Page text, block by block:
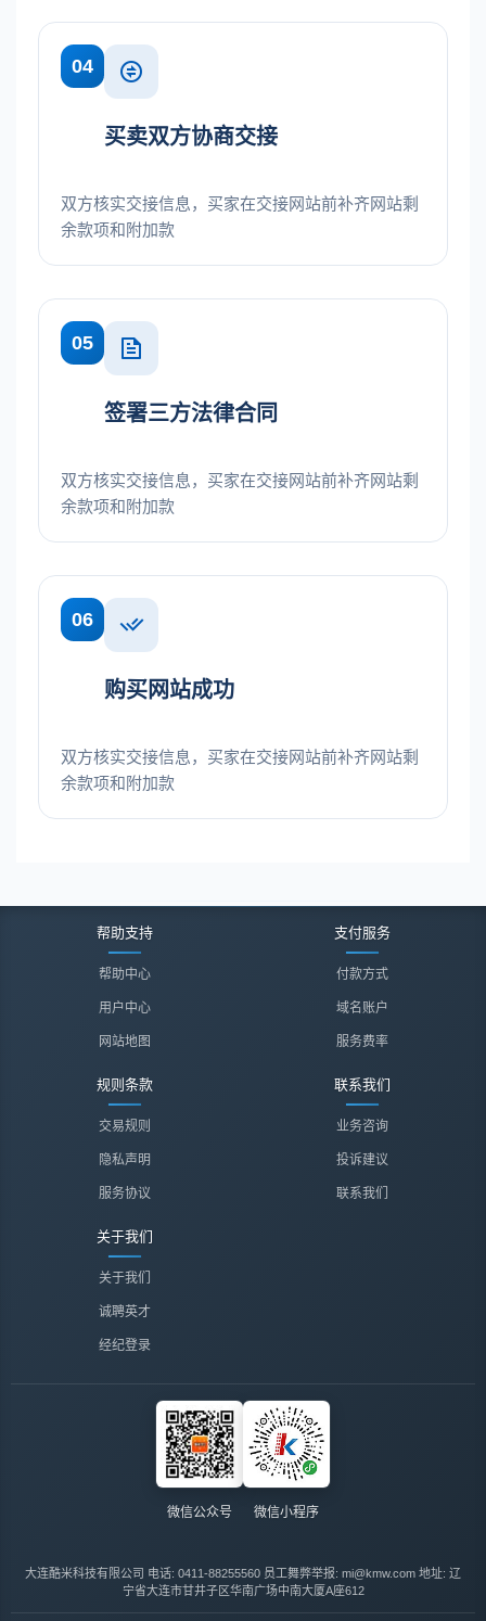
04
买卖双方协商交接
双方核实交接信息，买家在交接网站前补齐网站剩
余款项和附加款
05
签署三方法律合同
双方核实交接信息，买家在交接网站前补齐网站剩
余款项和附加款
06
购买网站成功
双方核实交接信息，买家在交接网站前补齐网站剩
余款项和附加款
帮助支持
帮助中心
用户中心
网站地图
支付服务
付款方式
域名账户
服务费率
规则条款
交易规则
隐私声明
服务协议
联系我们
业务咨询
投诉建议
联系我们
关于我们
关于我们
诚聘英才
经纪登录
微信公众号 微信小程序
大连酷米科技有限公司 电话: 0411-88255560 员工舞弊举报: mi@kmw.com 地址: 辽
宁省大连市甘井子区华南广场中南大厦A座612